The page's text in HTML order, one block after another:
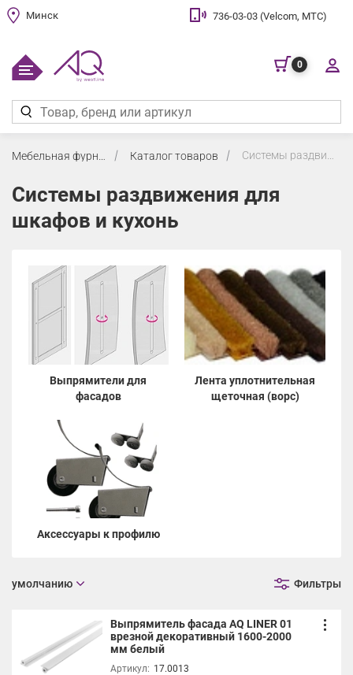
Минск 736-03-03 (Velcom, МТС)
0
Каталог товаров
Системы раздвижения для
шкафов и кухонь
Выпрямители для
фасадов
Лента уплотнительная
щеточная (ворс)
Аксессуары к профилю
умолчанию Фильтры
Выпрямитель фасада AQ LINER 01
врезной декоративный 1600-2000
мм белый
Артикул: 17.0013